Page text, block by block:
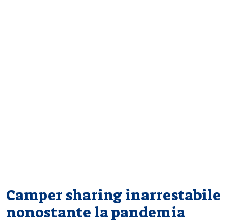
Camper sharing inarrestabile
nonostante la pandemia